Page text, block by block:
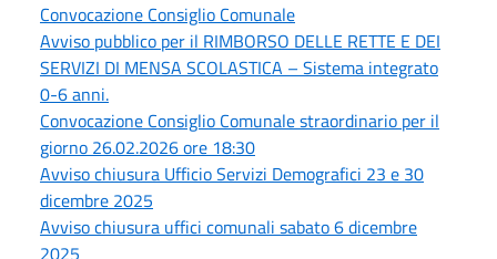
Convocazione Consiglio Comunale
Avviso pubblico per il RIMBORSO DELLE RETTE E DEI
SERVIZI DI MENSA SCOLASTICA – Sistema integrato
0-6 anni.
Convocazione Consiglio Comunale straordinario per il
giorno 26.02.2026 ore 18:30
Avviso chiusura Ufficio Servizi Demografici 23 e 30
dicembre 2025
Avviso chiusura uffici comunali sabato 6 dicembre